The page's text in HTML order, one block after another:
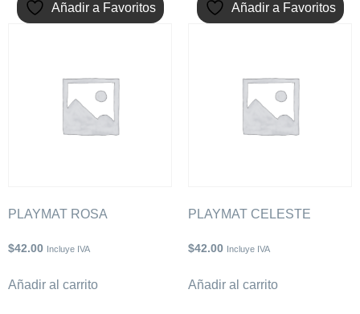
Añadir a Favoritos
PLAYMAT ROSA
$42.00 Incluye IVA
Añadir al carrito
Añadir a Favoritos
PLAYMAT CELESTE
$42.00 Incluye IVA
Añadir al carrito